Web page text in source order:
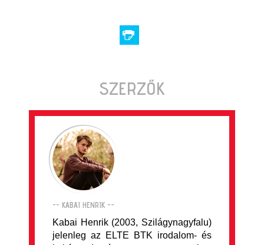
SZERZŐK
-- KABAI HENRIK --
Kabai Henrik (2003, Szilágynagyfalu)
jelenleg az ELTE BTK irodalom- és